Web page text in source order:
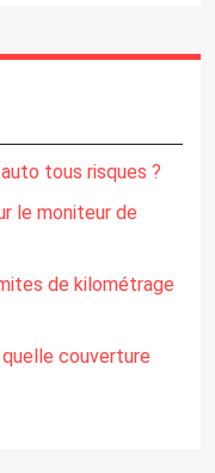
tous risques ?
le moniteur de
de kilométrage
couverture